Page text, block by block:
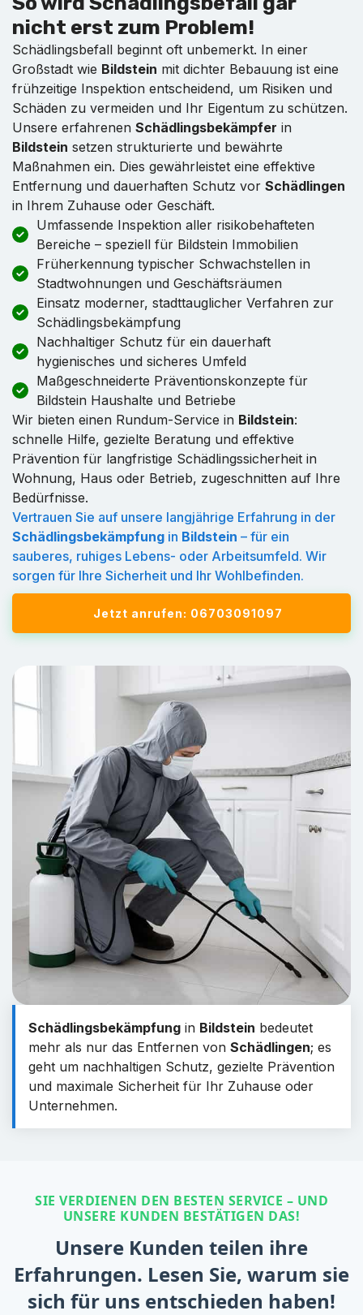
nicht erst zum Problem!
Schädlingsbefall beginnt oft unbemerkt. In einer
Großstadt wie Bildstein mit dichter Bebauung ist eine
frühzeitige Inspektion entscheidend, um Risiken und
Schäden zu vermeiden und Ihr Eigentum zu schützen.
Unsere erfahrenen Schädlingsbekämpfer in
Bildstein setzen strukturierte und bewährte
Maßnahmen ein. Dies gewährleistet eine effektive
Entfernung und dauerhaften Schutz vor Schädlingen
in Ihrem Zuhause oder Geschäft.
Umfassende Inspektion aller risikobehafteten
Bereiche – speziell für Bildstein Immobilien
Früherkennung typischer Schwachstellen in
Stadtwohnungen und Geschäftsräumen
Einsatz moderner, stadttauglicher Verfahren zur
Schädlingsbekämpfung
Nachhaltiger Schutz für ein dauerhaft
hygienisches und sicheres Umfeld
Maßgeschneiderte Präventionskonzepte für
Bildstein Haushalte und Betriebe
Wir bieten einen Rundum-Service in Bildstein:
schnelle Hilfe, gezielte Beratung und effektive
Prävention für langfristige Schädlingssicherheit in
Wohnung, Haus oder Betrieb, zugeschnitten auf Ihre
Bedürfnisse.
Vertrauen Sie auf unsere langjährige Erfahrung in der
Schädlingsbekämpfung in Bildstein – für ein
sauberes, ruhiges Lebens- oder Arbeitsumfeld. Wir
sorgen für Ihre Sicherheit und Ihr Wohlbefinden.
Jetzt anrufen: 06703091097
Schädlingsbekämpfung in Bildstein bedeutet
mehr als nur das Entfernen von Schädlingen; es
geht um nachhaltigen Schutz, gezielte Prävention
und maximale Sicherheit für Ihr Zuhause oder
Unternehmen.
SIE VERDIENEN DEN BESTEN SERVICE – UND
UNSERE KUNDEN BESTÄTIGEN DAS!
Unsere Kunden teilen ihre
Erfahrungen. Lesen Sie, warum sie
sich für uns entschieden haben!